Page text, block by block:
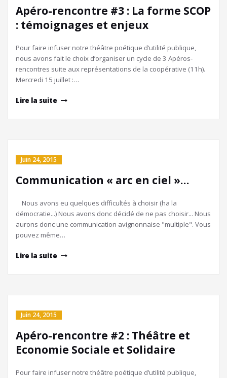
Apéro-rencontre #3 : La forme SCOP
: témoignages et enjeux
Pour faire infuser notre théâtre poétique d’utilité publique,
nous avons fait le choix d’organiser un cycle de 3 Apéros-
rencontres suite aux représentations de la coopérative (11h).
Mercredi 15 juillet :…
Lire la suite
Juin 24, 2015
Communication « arc en ciel »…
Nous avons eu quelques difficultés à choisir (ha la
démocratie...) Nous avons donc décidé de ne pas choisir... Nous
aurons donc une communication avignonnaise "multiple". Vous
pouvez même…
Lire la suite
Juin 24, 2015
Apéro-rencontre #2 : Théâtre et
Economie Sociale et Solidaire
Pour faire infuser notre théâtre poétique d’utilité publique,